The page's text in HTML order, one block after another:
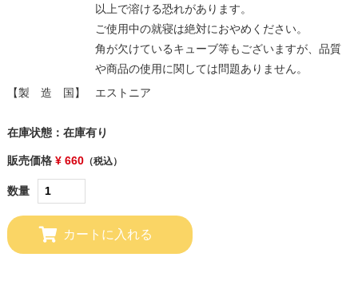
以上で溶ける恐れがあります。
ご使用中の就寝は絶対におやめください。
角が欠けているキューブ等もございますが、品質
や商品の使用に関しては問題ありません。
【製 造 国】
エストニア
在庫状態：在庫有り
販売価格 ¥ 660（税込）
数量